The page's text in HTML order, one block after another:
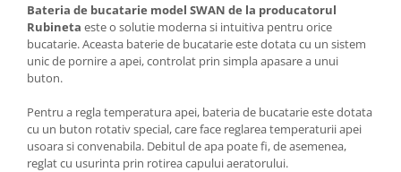
Bateria de bucatarie model SWAN de la producatorul
Rubineta este o solutie moderna si intuitiva pentru orice
bucatarie. Aceasta baterie de bucatarie este dotata cu un sistem
unic de pornire a apei, controlat prin simpla apasare a unui
buton.
Pentru a regla temperatura apei, bateria de bucatarie este dotata
cu un buton rotativ special, care face reglarea temperaturii apei
usoara si convenabila. Debitul de apa poate fi, de asemenea,
reglat cu usurinta prin rotirea capului aeratorului.